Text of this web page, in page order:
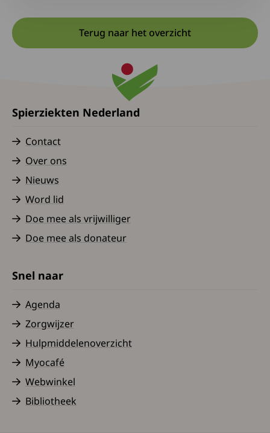
Terug naar het overzicht
Spierziekten Nederland
Contact
Over ons
Nieuws
Word lid
Doe mee als vrijwilliger
Doe mee als donateur
Snel naar
Agenda
Zorgwijzer
Hulpmiddelenoverzicht
Myocafé
Webwinkel
Bibliotheek